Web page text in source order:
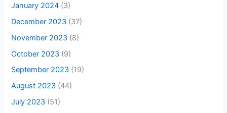
January 2024 (3)
December 2023 (37)
November 2023 (8)
October 2023 (9)
September 2023 (19)
August 2023 (44)
July 2023 (51)